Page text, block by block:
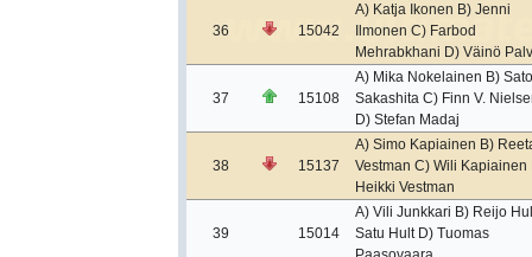
36 15042
A) Katja Ikonen B) Jenni
Ilmonen C) Farbod
Mehrabkhani D) Väinö
37 15108
A) Mika Nokelainen B)
Sakashita C) Finn V.
D) Stefan Madaj
38 15137
A) Simo Kapiainen B)
Vestman C) Wili Kapiainen
Heikki Vestman
39 15014
A) Vili Junkkari B) Reijo
Satu Hult D) Tuomas